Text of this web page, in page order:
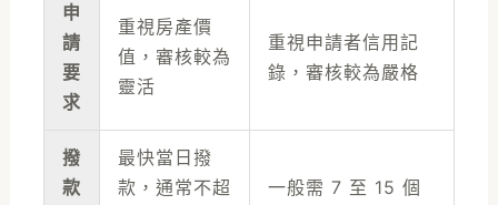
申
請
要
求
重視房產價
值，審核較為
靈活
重視申請者信用記
錄，審核較為嚴格
撥
款
最快當日撥
款，通常不超
一般需 7 至 15 個